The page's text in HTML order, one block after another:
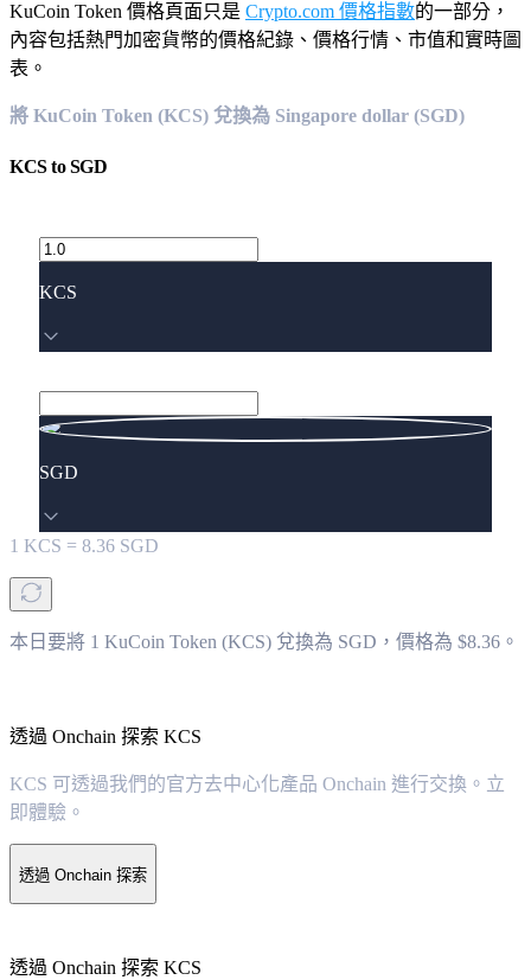
KuCoin Token 價格頁面只是 Crypto.com 價格指數的一部分，
內容包括熱門加密貨幣的價格紀錄、價格行情、市值和實時圖
表。
將 KuCoin Token (KCS) 兌換為 Singapore dollar (SGD)
KCStoSGD
KCS
SGD
1 KCS = 8.36 SGD
本日要將 1 KuCoin Token (KCS) 兌換為 SGD，價格為 $8.36。
透過 Onchain 探索 KCS
KCS 可透過我們的官方去中心化產品 Onchain 進行交換。立
即體驗。
透過 Onchain 探索
透過 Onchain 探索 KCS